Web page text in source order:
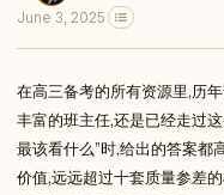
June 3, 2025
在高三备考的所有资源里,历
丰富的班主任,还是已经走过
最该看什么”时,给出的答案都
价值,远远超过十套质量参差